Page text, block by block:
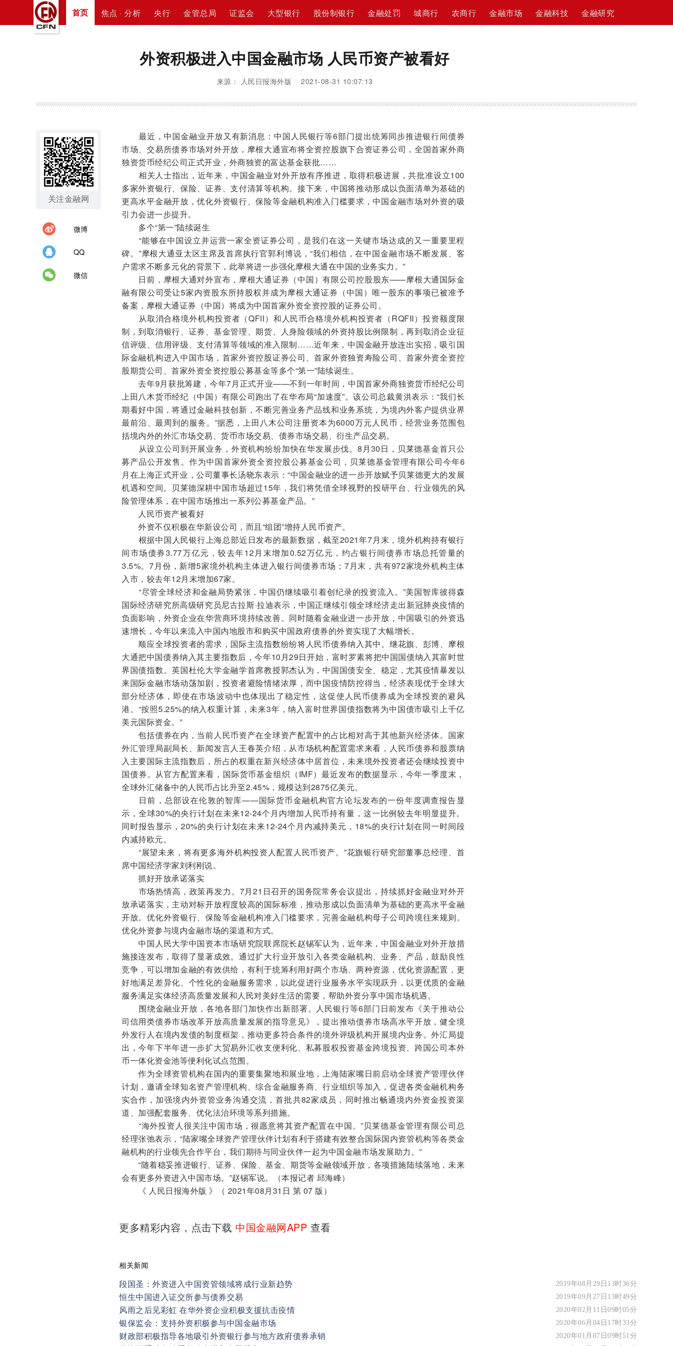
首页 焦点 · 分析 央行 金管总局 证监会 大型银行 股份制银行 金融处罚 城商行 农商行 金融市场 金融科技 金融研究
外资积极进入中国金融市场 人民币资产被看好
来源： 人民日报海外版 2021-08-31 10:07:13
关注金融网
微博
QQ
微信
最近，中国金融业开放又有新消息：中国人民银行等6部门提出统筹同步推进银行间债券
市场、交易所债券市场对外开放，摩根大通宣布将全资控股旗下合资证券公司，全国首家外商
独资货币经纪公司正式开业，外商独资的富达基金获批……
相关人士指出，近年来，中国金融业对外开放有序推进，取得积极进展，共批准设立100
多家外资银行、保险、证券、支付清算等机构。接下来，中国将推动形成以负面清单为基础的
更高水平金融开放，优化外资银行、保险等金融机构准入门槛要求，中国金融市场对外资的吸
引力会进一步提升。
多个“第一”陆续诞生
“能够在中国设立并运营一家全资证券公司，是我们在这一关键市场达成的又一重要里程
碑。”摩根大通亚太区主席及首席执行官郭利博说，“我们相信，在中国金融市场不断发展、客
户需求不断多元化的背景下，此举将进一步强化摩根大通在中国的业务实力。”
日前，摩根大通对外宣布，摩根大通证券（中国）有限公司控股股东——摩根大通国际金
融有限公司受让5家内资股东所持股权并成为摩根大通证券（中国）唯一股东的事项已被准予
备案，摩根大通证券（中国）将成为中国首家外资全资控股的证券公司。
从取消合格境外机构投资者（QFII）和人民币合格境外机构投资者（RQFII）投资额度限
制，到取消银行、证券、基金管理、期货、人身险领域的外资持股比例限制，再到取消企业征
信评级、信用评级、支付清算等领域的准入限制……近年来，中国金融开放连出实招，吸引国
际金融机构进入中国市场，首家外资控股证券公司、首家外资独资寿险公司、首家外资全资控
股期货公司、首家外资全资控股公募基金等多个“第一”陆续诞生。
去年9月获批筹建，今年7月正式开业——不到一年时间，中国首家外商独资货币经纪公司
上田八木货币经纪（中国）有限公司跑出了在华布局“加速度”。该公司总裁黄洪表示：“我们长
期看好中国，将通过金融科技创新，不断完善业务产品线和业务系统，为境内外客户提供业界
最前沿、最周到的服务。”据悉，上田八木公司注册资本为6000万元人民币，经营业务范围包
括境内外的外汇市场交易、货币市场交易、债券市场交易、衍生产品交易。
从设立公司到开展业务，外资机构纷纷加快在华发展步伐。8月30日，贝莱德基金首只公
募产品公开发售。作为中国首家外资全资控股公募基金公司，贝莱德基金管理有限公司今年6
月在上海正式开业，公司董事长汤晓东表示：“中国金融业的进一步开放赋予贝莱德更大的发展
机遇和空间。贝莱德深耕中国市场超过15年，我们将凭借全球视野的投研平台、行业领先的风
险管理体系，在中国市场推出一系列公募基金产品。”
人民币资产被看好
外资不仅积极在华新设公司，而且“组团”增持人民币资产。
根据中国人民银行上海总部近日发布的最新数据，截至2021年7月末，境外机构持有银行
间市场债券3.77万亿元，较去年12月末增加0.52万亿元，约占银行间债券市场总托管量的
3.5%。7月份，新增5家境外机构主体进入银行间债券市场；7月末，共有972家境外机构主体
入市，较去年12月末增加67家。
“尽管全球经济和金融局势紧张，中国仍继续吸引着创纪录的投资流入。”美国智库彼得森
国际经济研究所高级研究员尼古拉斯·拉迪表示，中国正继续引领全球经济走出新冠肺炎疫情的
负面影响，外资企业在华营商环境持续改善。同时随着金融业进一步开放，中国吸引的外资迅
速增长，今年以来流入中国内地股市和购买中国政府债券的外资实现了大幅增长。
顺应全球投资者的需求，国际主流指数纷纷将人民币债券纳入其中。继花旗、彭博、摩根
大通把中国债券纳入其主要指数后，今年10月29日开始，富时罗素将把中国国债纳入其富时世
界国债指数。英国杜伦大学金融学首席教授郭杰认为，中国国债安全、稳定，尤其疫情暴发以
来国际金融市场动荡加剧，投资者避险情绪浓厚，而中国疫情防控得当，经济表现优于全球大
部分经济体，即使在市场波动中也体现出了稳定性，这促使人民币债券成为全球投资的避风
港。“按照5.25%的纳入权重计算，未来3年，纳入富时世界国债指数将为中国债市吸引上千亿
美元国际资金。”
包括债券在内，当前人民币资产在全球资产配置中的占比相对高于其他新兴经济体。国家
外汇管理局副局长、新闻发言人王春英介绍，从市场机构配置需求来看，人民币债券和股票纳
入主要国际主流指数后，所占的权重在新兴经济体中居首位，未来境外投资者还会继续投资中
国债券。从官方配置来看，国际货币基金组织（IMF）最近发布的数据显示，今年一季度末，
全球外汇储备中的人民币占比升至2.45%，规模达到2875亿美元。
日前，总部设在伦敦的智库——国际货币金融机构官方论坛发布的一份年度调查报告显
示，全球30%的央行计划在未来12-24个月内增加人民币持有量，这一比例较去年明显提升。
同时报告显示，20%的央行计划在未来12-24个月内减持美元，18%的央行计划在同一时间段
内减持欧元。
“展望未来，将有更多海外机构投资人配置人民币资产。”花旗银行研究部董事总经理、首
席中国经济学家刘利刚说。
抓好开放承诺落实
市场热情高，政策再发力。7月21日召开的国务院常务会议提出，持续抓好金融业对外开
放承诺落实，主动对标开放程度较高的国际标准，推动形成以负面清单为基础的更高水平金融
开放。优化外资银行、保险等金融机构准入门槛要求，完善金融机构母子公司跨境往来规则。
优化外资参与境内金融市场的渠道和方式。
中国人民大学中国资本市场研究院联席院长赵锡军认为，近年来，中国金融业对外开放措
施接连发布，取得了显著成效。通过扩大行业开放引入各类金融机构、业务、产品，鼓励良性
竞争，可以增加金融的有效供给，有利于统筹利用好两个市场、两种资源，优化资源配置，更
好地满足差异化、个性化的金融服务需求，以此促进行业服务水平实现跃升，以更优质的金融
服务满足实体经济高质量发展和人民对美好生活的需要，帮助外资分享中国市场机遇。
围绕金融业开放，各地各部门加快作出新部署。人民银行等6部门日前发布《关于推动公
司信用类债券市场改革开放高质量发展的指导意见》，提出推动债券市场高水平开放，健全境
外发行人在境内发债的制度框架，推动更多符合条件的境外评级机构开展境内业务。外汇局提
出，今年下半年进一步扩大贸易外汇收支便利化、私募股权投资基金跨境投资、跨国公司本外
币一体化资金池等便利化试点范围。
作为全球资管机构在国内的重要集聚地和展业地，上海陆家嘴日前启动全球资产管理伙伴
计划，邀请全球知名资产管理机构、综合金融服务商、行业组织等加入，促进各类金融机构务
实合作，加强境内外资管业务沟通交流，首批共82家成员，同时推出畅通境内外资金投资渠
道、加强配套服务、优化法治环境等系列措施。
“海外投资人很关注中国市场，很愿意将其资产配置在中国。”贝莱德基金管理有限公司总
经理张弛表示，“陆家嘴全球资产管理伙伴计划有利于搭建有效整合国际国内资管机构等各类金
融机构的行业领先合作平台，我们期待与同业伙伴一起为中国金融市场发展助力。”
“随着稳妥推进银行、证券、保险、基金、期货等金融领域开放，各项措施陆续落地，未来
会有更多外资进入中国市场。”赵锡军说。（本报记者 邱海峰）
《 人民日报海外版 》（ 2021年08月31日 第 07 版）
更多精彩内容，点击下载 中国金融网APP 查看
相关新闻
段国圣：外资进入中国资管领域将成行业新趋势 2019年08月29日13时36分
恒生中国进入证交所参与债券交易 2019年09月27日13时49分
风雨之后见彩虹 在华外资企业积极支援抗击疫情 2020年02月11日09时05分
银保监会：支持外资积极参与中国金融市场 2020年06月04日17时33分
财政部积极指导各地吸引外资银行参与地方政府债券承销 2020年01月07日09时51分